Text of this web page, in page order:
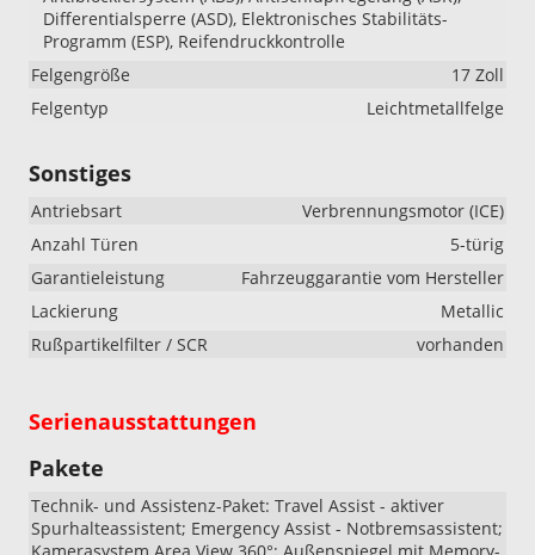
Differentialsperre (ASD), Elektronisches Stabilitäts-
Programm (ESP), Reifendruckkontrolle
Felgengröße
17 Zoll
Felgentyp
Leichtmetallfelge
Sonstiges
Antriebsart
Verbrennungsmotor (ICE)
Anzahl Türen
5-türig
Garantieleistung
Fahrzeuggarantie vom Hersteller
Lackierung
Metallic
Rußpartikelfilter / SCR
vorhanden
Serienausstattungen
Pakete
Technik- und Assistenz-Paket: Travel Assist - aktiver
Spurhalteassistent; Emergency Assist - Notbremsassistent;
Kamerasystem Area View 360°; Außenspiegel mit Memory-